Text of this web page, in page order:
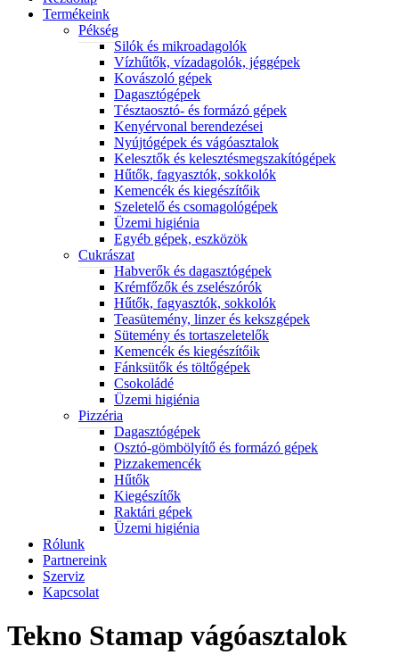
Termékeink
Pékség
Silók és mikroadagolók
Vízhűtők, vízadagolók, jéggépek
Kovászoló gépek
Dagasztógépek
Tésztaosztó- és formázó gépek
Kenyérvonal berendezései
Nyújtógépek és vágóasztalok
Kelesztők és kelesztésmegszakítógépek
Hűtők, fagyasztók, sokkolók
Kemencék és kiegészítőik
Szeletelő és csomagológépek
Üzemi higiénia
Egyéb gépek, eszközök
Cukrászat
Habverők és dagasztógépek
Krémfőzők és zselészórók
Hűtők, fagyasztók, sokkolók
Teasütemény, linzer és kekszgépek
Sütemény és tortaszeletelők
Kemencék és kiegészítőik
Fánksütők és töltőgépek
Csokoládé
Üzemi higiénia
Pizzéria
Dagasztógépek
Osztó-gömbölyítő és formázó gépek
Pizzakemencék
Hűtők
Kiegészítők
Raktári gépek
Üzemi higiénia
Rólunk
Partnereink
Szerviz
Kapcsolat
Tekno Stamap vágóasztalok